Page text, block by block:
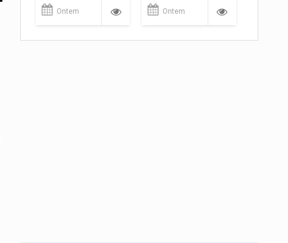
1.400.000
Ontem
apartamentos!
Ontem